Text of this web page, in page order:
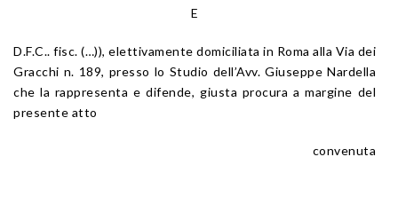
E
D.F.C.. fisc. (…)), elettivamente domiciliata in Roma alla Via dei
Gracchi n. 189, presso lo Studio dell’Avv. Giuseppe Nardella
che la rappresenta e difende, giusta procura a margine del
presente atto
convenuta